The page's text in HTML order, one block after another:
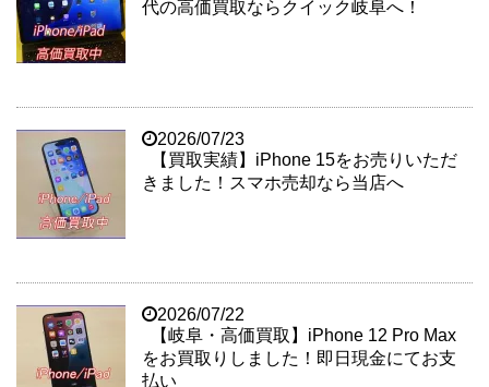
代の高価買取ならクイック岐阜へ！
2026/07/23
【買取実績】iPhone 15をお売りいただ
きました！スマホ売却なら当店へ
2026/07/22
【岐阜・高価買取】iPhone 12 Pro Max
をお買取りしました！即日現金にてお支
払い